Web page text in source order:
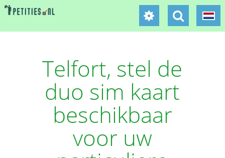
Telfort, stel de
duo sim kaart
beschikbaar
voor uw